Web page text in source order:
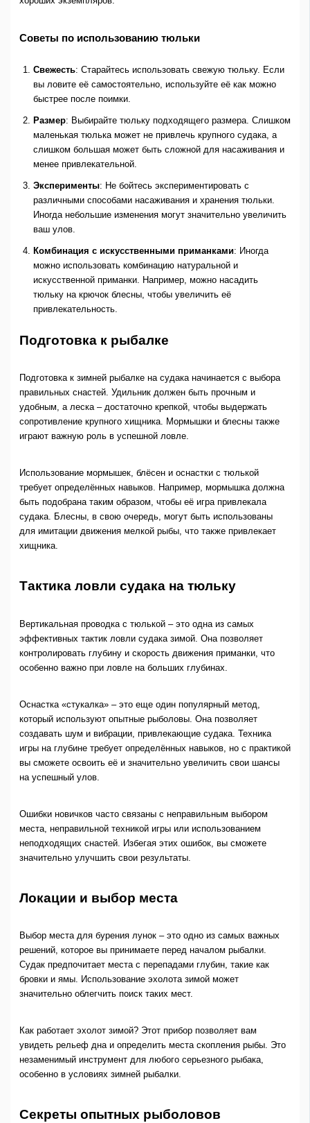
Советы по использованию тюльки
Свежесть: Старайтесь использовать свежую тюльку. Если
вы ловите её самостоятельно, используйте её как можно
быстрее после поимки.
Размер: Выбирайте тюльку подходящего размера. Слишком
маленькая тюлька может не привлечь крупного судака, а
слишком большая может быть сложной для насаживания и
менее привлекательной.
Эксперименты: Не бойтесь экспериментировать с
различными способами насаживания и хранения тюльки.
Иногда небольшие изменения могут значительно увеличить
ваш улов.
Комбинация с искусственными приманками: Иногда
можно использовать комбинацию натуральной и
искусственной приманки. Например, можно насадить
тюльку на крючок блесны, чтобы увеличить её
привлекательность.
Подготовка к рыбалке
Подготовка к зимней рыбалке на судака начинается с выбора
правильных снастей. Удильник должен быть прочным и
удобным, а леска – достаточно крепкой, чтобы выдержать
сопротивление крупного хищника. Мормышки и блесны также
играют важную роль в успешной ловле.
Использование мормышек, блёсен и оснастки с тюлькой
требует определённых навыков. Например, мормышка должна
быть подобрана таким образом, чтобы её игра привлекала
судака. Блесны, в свою очередь, могут быть использованы
для имитации движения мелкой рыбы, что также привлекает
хищника.
Тактика ловли судака на тюльку
Вертикальная проводка с тюлькой – это одна из самых
эффективных тактик ловли судака зимой. Она позволяет
контролировать глубину и скорость движения приманки, что
особенно важно при ловле на больших глубинах.
Оснастка «стукалка» – это еще один популярный метод,
который используют опытные рыболовы. Она позволяет
создавать шум и вибрации, привлекающие судака. Техника
игры на глубине требует определённых навыков, но с практикой
вы сможете освоить её и значительно увеличить свои шансы
на успешный улов.
Ошибки новичков часто связаны с неправильным выбором
места, неправильной техникой игры или использованием
неподходящих снастей. Избегая этих ошибок, вы сможете
значительно улучшить свои результаты.
Локации и выбор места
Выбор места для бурения лунок – это одно из самых важных
решений, которое вы принимаете перед началом рыбалки.
Судак предпочитает места с перепадами глубин, такие как
бровки и ямы. Использование эхолота зимой может
значительно облегчить поиск таких мест.
Как работает эхолот зимой? Этот прибор позволяет вам
увидеть рельеф дна и определить места скопления рыбы. Это
незаменимый инструмент для любого серьезного рыбака,
особенно в условиях зимней рыбалки.
Секреты опытных рыболовов